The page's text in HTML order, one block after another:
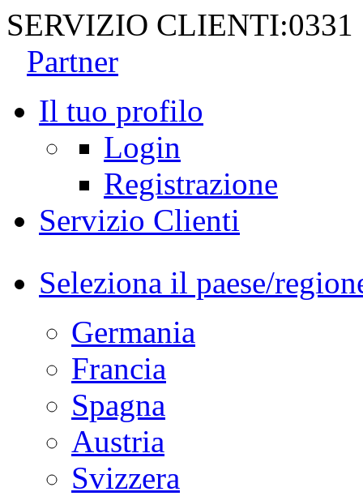
SERVIZIO CLIENTI:0331
Partner
Il tuo profilo
Login
Registrazione
Servizio Clienti
Seleziona il paese/
Germania
Francia
Spagna
Austria
Svizzera